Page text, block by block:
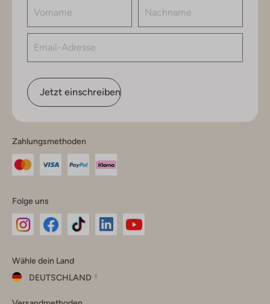
Jetzt einschreiben
Zahlungsmethoden
Folge uns
Instagram
Facebook
TikTok
Wähle dein Land
DEUTSCHLAND